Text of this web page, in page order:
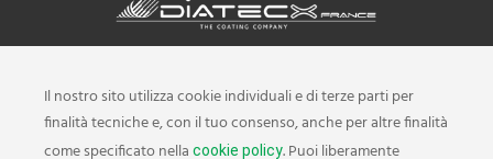
Il nostro sito utilizza cookie individuali e di terze parti per
finalità tecniche e, con il tuo consenso, anche per altre finalità
come specificato nella cookie policy. Puoi liberamente